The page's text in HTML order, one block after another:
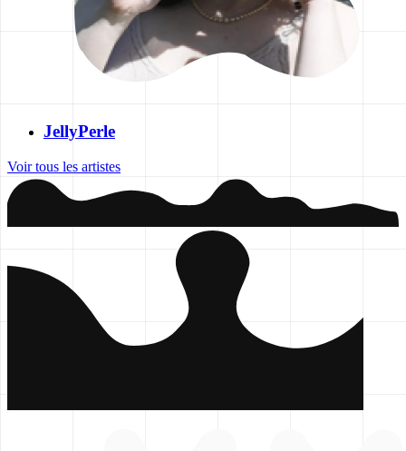
JellyPerle
Voir tous les artistes